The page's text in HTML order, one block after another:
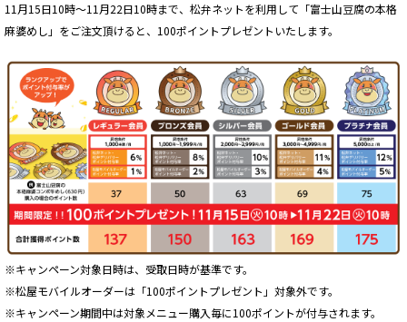
11月15日10時～11月22日10時まで、松弁ネットを利用して「富士山豆腐の本格
麻婆めし」をご注文頂けると、100ポイントプレゼントいたします。
※キャンペーン対象日時は、受取日時が基準です。
※松屋モバイルオーダーは「100ポイントプレゼント」対象外です。
※キャンペーン期間中は対象メニュー購入毎に100ポイントが付与されます。